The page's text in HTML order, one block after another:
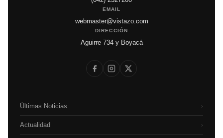
EMAIL
webmaster@vistazo.com
DIRECCIÓN
Aguirre 734 y Boyacá
Últimas Noticias ›
Actualidad ›